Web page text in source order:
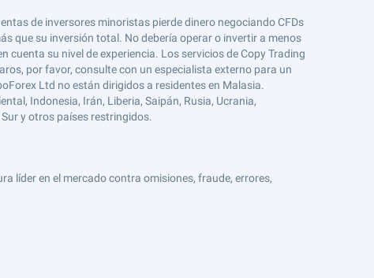
de inversores minoristas pierde dinero negociando CFDs
que su inversión total. No debería operar o invertir a menos
cuenta su nivel de experiencia. Los servicios de Copy Trading
por favor, consulte con un especialista externo para un
Ltd no están dirigidos a residentes en Malasia.
Indonesia, Irán, Liberia, Saipán, Rusia, Ucrania,
y otros países restringidos.
líder en el mercado contra omisiones, fraude, errores,